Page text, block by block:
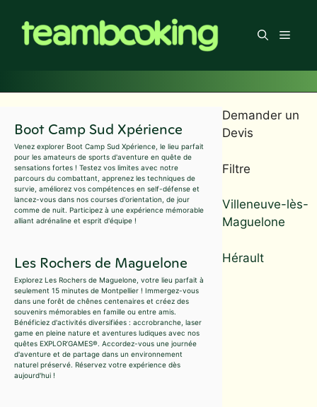
contenu
Menu
Boot Camp Sud Xpérience
Venez explorer Boot Camp Sud Xpérience, le lieu parfait
pour les amateurs de sports d'aventure en quête de
sensations fortes ! Testez vos limites avec notre
parcours du combattant, apprenez les techniques de
survie, améliorez vos compétences en self-défense et
lancez-vous dans nos courses d'orientation, de jour
comme de nuit. Participez à une expérience mémorable
alliant adrénaline et esprit d'équipe !
Les Rochers de Maguelone
Explorez Les Rochers de Maguelone, votre lieu parfait à
seulement 15 minutes de Montpellier ! Immergez-vous
dans une forêt de chênes centenaires et créez des
souvenirs mémorables en famille ou entre amis.
Bénéficiez d'activités diversifiées : accrobranche, laser
game en pleine nature et aventures ludiques avec nos
quêtes EXPLOR’GAMES®. Accordez-vous une journée
d'aventure et de partage dans un environnement
naturel préservé. Réservez votre expérience dès
aujourd'hui !
Demander un
Devis
Filtre
Villeneuve-lès-
Maguelone
Hérault